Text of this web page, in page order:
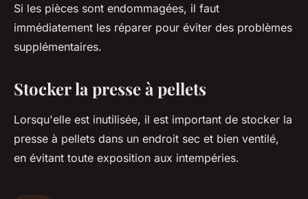
Si les pièces sont endommagées, il faut
immédiatement les réparer pour éviter des problèmes
supplémentaires.
Stocker la presse à pellets
Lorsqu'elle est inutilisée, il est important de stocker la
presse à pellets dans un endroit sec et bien ventilé,
en évitant toute exposition aux intempéries.